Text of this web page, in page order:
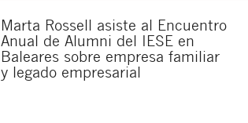
Marta Rossell asiste al Encuentro
Anual de Alumni del IESE en
Baleares sobre empresa familiar
y legado empresarial